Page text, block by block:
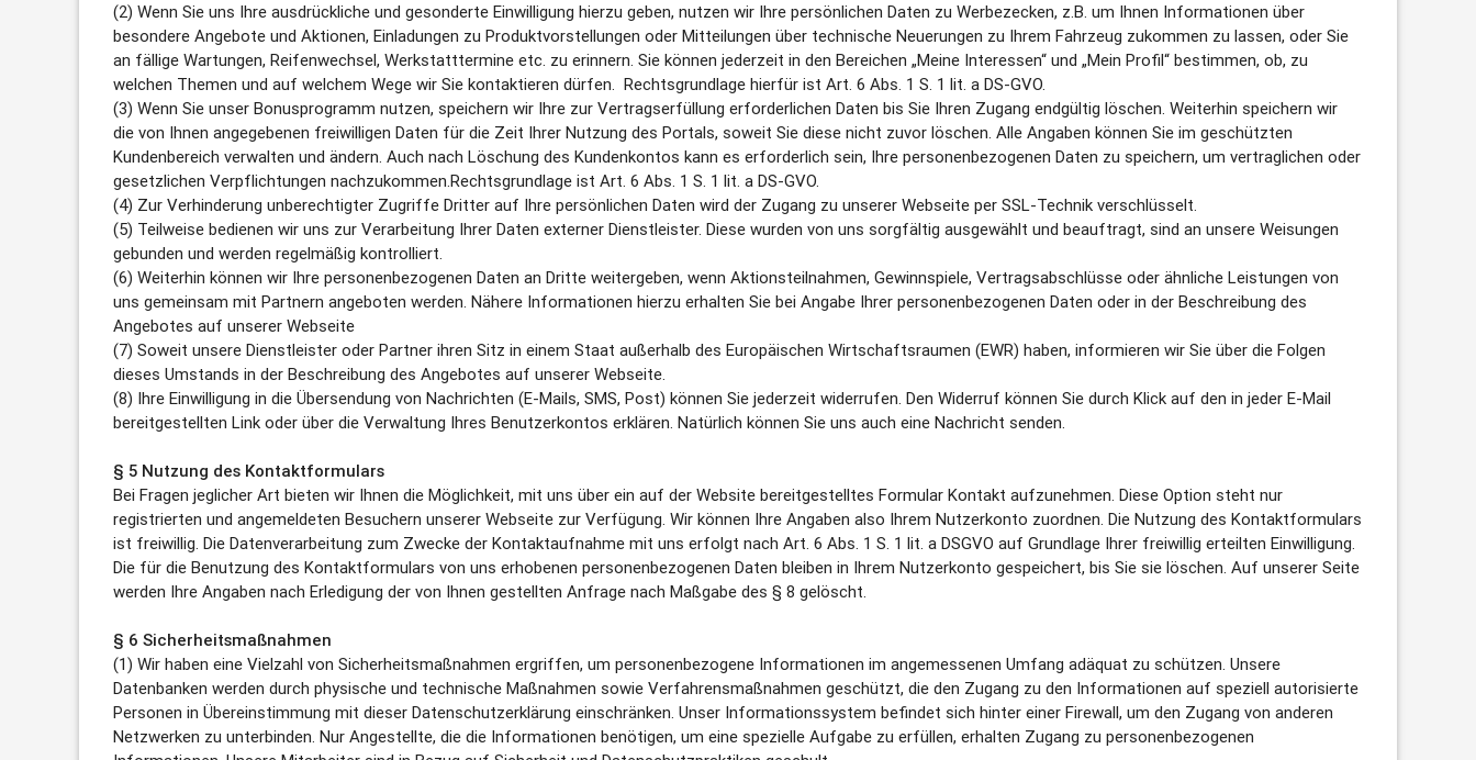
(2) Wenn Sie uns Ihre ausdrückliche und gesonderte Einwilligung hierzu geben, nutzen wir Ihre persönlichen Daten zu Werbezecken, z.B. um Ihnen Informationen über
besondere Angebote und Aktionen, Einladungen zu Produktvorstellungen oder Mitteilungen über technische Neuerungen zu Ihrem Fahrzeug zukommen zu lassen, oder Sie
an fällige Wartungen, Reifenwechsel, Werkstatttermine etc. zu erinnern. Sie können jederzeit in den Bereichen „Meine Interessen“ und „Mein Profil“ bestimmen, ob, zu
welchen Themen und auf welchem Wege wir Sie kontaktieren dürfen. Rechtsgrundlage hierfür ist Art. 6 Abs. 1 S. 1 lit. a DS-GVO.
(3) Wenn Sie unser Bonusprogramm nutzen, speichern wir Ihre zur Vertragserfüllung erforderlichen Daten bis Sie Ihren Zugang endgültig löschen. Weiterhin speichern wir
die von Ihnen angegebenen freiwilligen Daten für die Zeit Ihrer Nutzung des Portals, soweit Sie diese nicht zuvor löschen. Alle Angaben können Sie im geschützten
Kundenbereich verwalten und ändern. Auch nach Löschung des Kundenkontos kann es erforderlich sein, Ihre personenbezogenen Daten zu speichern, um vertraglichen oder
gesetzlichen Verpflichtungen nachzukommen.Rechtsgrundlage ist Art. 6 Abs. 1 S. 1 lit. a DS-GVO.
(4) Zur Verhinderung unberechtigter Zugriffe Dritter auf Ihre persönlichen Daten wird der Zugang zu unserer Webseite per SSL-Technik verschlüsselt.
(5) Teilweise bedienen wir uns zur Verarbeitung Ihrer Daten externer Dienstleister. Diese wurden von uns sorgfältig ausgewählt und beauftragt, sind an unsere Weisungen
gebunden und werden regelmäßig kontrolliert.
(6) Weiterhin können wir Ihre personenbezogenen Daten an Dritte weitergeben, wenn Aktionsteilnahmen, Gewinnspiele, Vertragsabschlüsse oder ähnliche Leistungen von
uns gemeinsam mit Partnern angeboten werden. Nähere Informationen hierzu erhalten Sie bei Angabe Ihrer personenbezogenen Daten oder in der Beschreibung des
Angebotes auf unserer Webseite
(7) Soweit unsere Dienstleister oder Partner ihren Sitz in einem Staat außerhalb des Europäischen Wirtschaftsraumen (EWR) haben, informieren wir Sie über die Folgen
dieses Umstands in der Beschreibung des Angebotes auf unserer Webseite.
(8) Ihre Einwilligung in die Übersendung von Nachrichten (E-Mails, SMS, Post) können Sie jederzeit widerrufen. Den Widerruf können Sie durch Klick auf den in jeder E-Mail
bereitgestellten Link oder über die Verwaltung Ihres Benutzerkontos erklären. Natürlich können Sie uns auch eine Nachricht senden.
§ 5 Nutzung des Kontaktformulars
Bei Fragen jeglicher Art bieten wir Ihnen die Möglichkeit, mit uns über ein auf der Website bereitgestelltes Formular Kontakt aufzunehmen. Diese Option steht nur
registrierten und angemeldeten Besuchern unserer Webseite zur Verfügung. Wir können Ihre Angaben also Ihrem Nutzerkonto zuordnen. Die Nutzung des Kontaktformulars
ist freiwillig. Die Datenverarbeitung zum Zwecke der Kontaktaufnahme mit uns erfolgt nach Art. 6 Abs. 1 S. 1 lit. a DSGVO auf Grundlage Ihrer freiwillig erteilten Einwilligung.
Die für die Benutzung des Kontaktformulars von uns erhobenen personenbezogenen Daten bleiben in Ihrem Nutzerkonto gespeichert, bis Sie sie löschen. Auf unserer Seite
werden Ihre Angaben nach Erledigung der von Ihnen gestellten Anfrage nach Maßgabe des § 8 gelöscht.
§ 6 Sicherheitsmaßnahmen
(1) Wir haben eine Vielzahl von Sicherheitsmaßnahmen ergriffen, um personenbezogene Informationen im angemessenen Umfang adäquat zu schützen. Unsere
Datenbanken werden durch physische und technische Maßnahmen sowie Verfahrensmaßnahmen geschützt, die den Zugang zu den Informationen auf speziell autorisierte
Personen in Übereinstimmung mit dieser Datenschutzerklärung einschränken. Unser Informationssystem befindet sich hinter einer Firewall, um den Zugang von anderen
Netzwerken zu unterbinden. Nur Angestellte, die die Informationen benötigen, um eine spezielle Aufgabe zu erfüllen, erhalten Zugang zu personenbezogenen